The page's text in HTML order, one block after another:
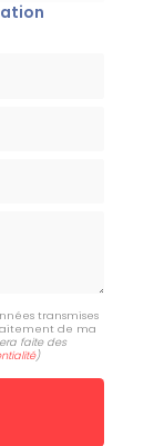
transmises
de ma
faite des
)